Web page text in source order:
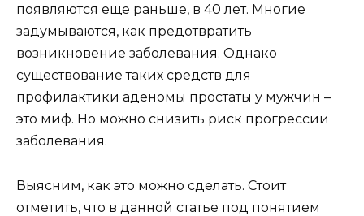
появляются еще раньше, в 40 лет. Многие
задумываются, как предотвратить
возникновение заболевания. Однако
существование таких средств для
профилактики аденомы простаты у мужчин –
это миф. Но можно снизить риск прогрессии
заболевания.
Выясним, как это можно сделать. Стоит
отметить, что в данной статье под понятием